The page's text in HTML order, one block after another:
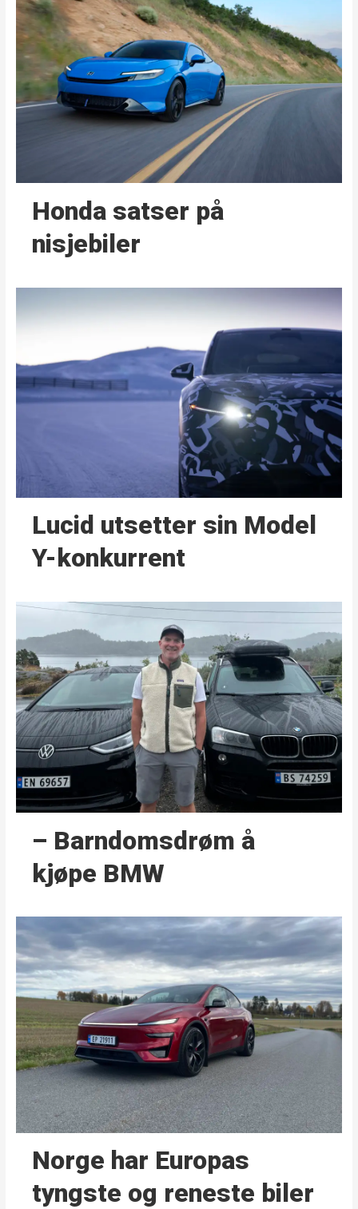
Honda satser på
nisjebiler
Lucid utsetter sin Model
Y-konkurrent
– Barndoms­drøm å
kjøpe BMW
Norge har Europas
tyngste og reneste biler